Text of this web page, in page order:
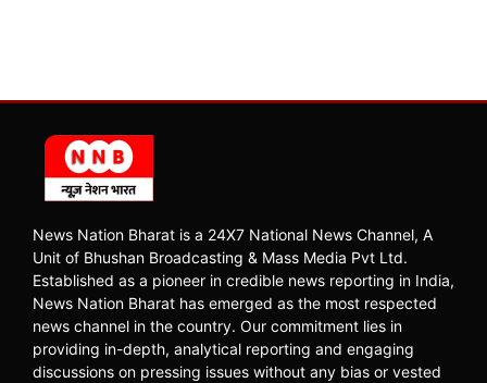
News Nation Bharat is a 24X7 National News Channel, A
Unit of Bhushan Broadcasting & Mass Media Pvt Ltd.
Established as a pioneer in credible news reporting in India,
News Nation Bharat has emerged as the most respected
news channel in the country. Our commitment lies in
providing in-depth, analytical reporting and engaging
discussions on pressing issues without any bias or vested